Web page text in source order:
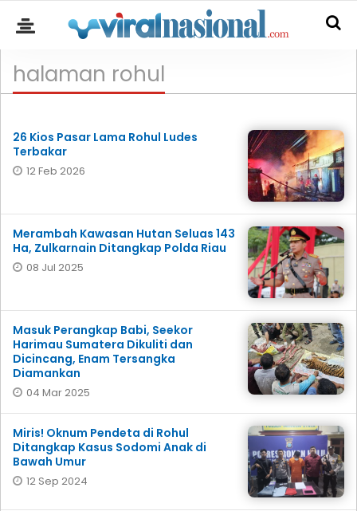
halaman rohul
26 Kios Pasar Lama Rohul Ludes
Terbakar
12 Feb 2026
Merambah Kawasan Hutan Seluas 143
Ha, Zulkarnain Ditangkap Polda Riau
08 Jul 2025
Masuk Perangkap Babi, Seekor
Harimau Sumatera Dikuliti dan
Dicincang, Enam Tersangka
Diamankan
04 Mar 2025
Miris! Oknum Pendeta di Rohul
Ditangkap Kasus Sodomi Anak di
Bawah Umur
12 Sep 2024